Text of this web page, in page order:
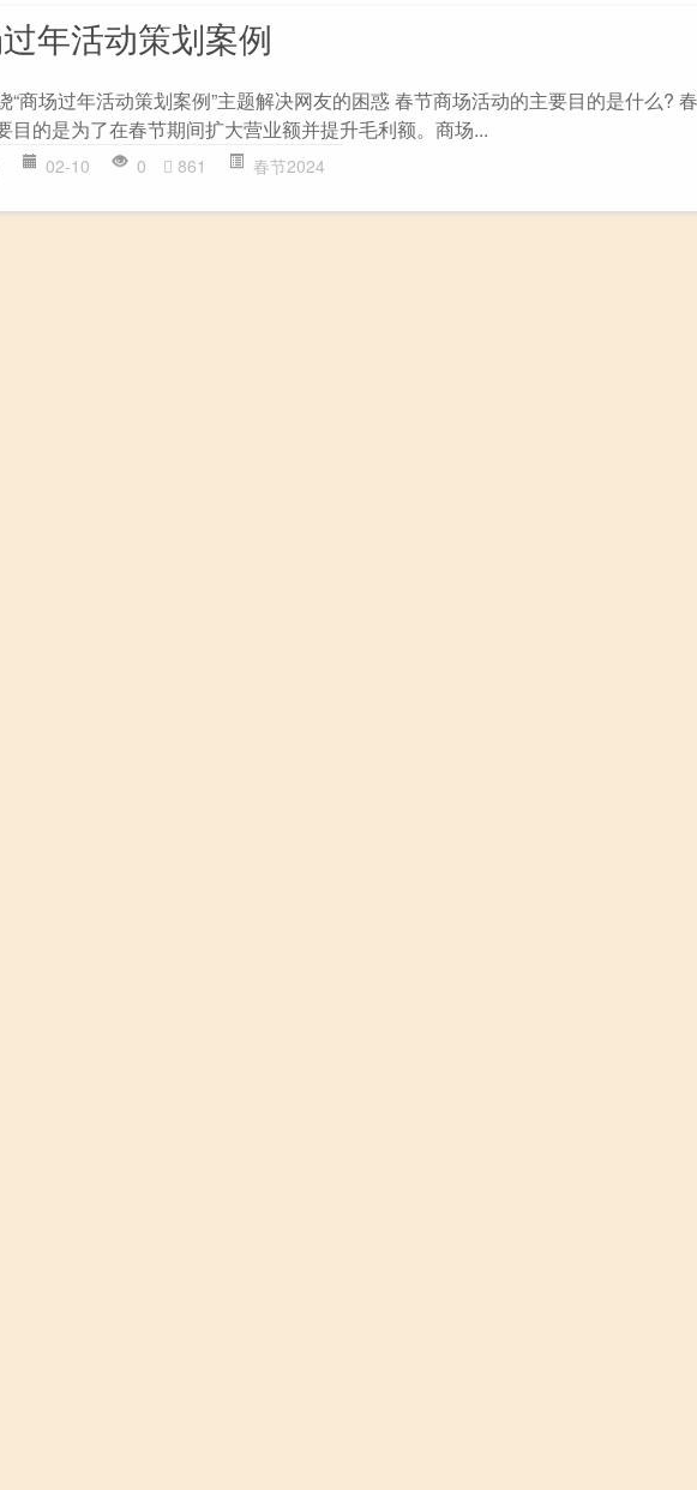
年活动策划案例
“商场过年活动策划案例”主题解决网友的困惑 春节商场活动的主要目的是什么?
目的是为了在春节期间扩大营业额并提升毛利额。商场...
02-10 0 861 春节2024